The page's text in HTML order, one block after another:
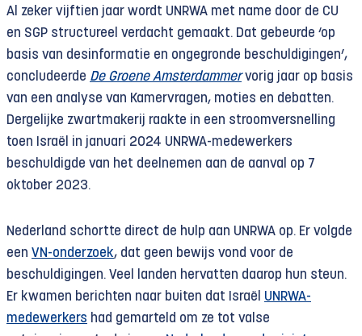
Palestijnse vluchtelingen kwamen onder de
hoede van de in 1949 door de Verenigde Naties
opgerichteUNRWA(UN Relief and Works Agency
for Palestine Refugees in the Near East), die
onder meer hun registratie, onderkomen en
noodhulp verzorgde. UNRWA had aanvankelijk een
kortlopend mandaat; ook de VN meende dat de
vluchtelingen snel zouden terugkeren.
Het tegendeel is gebeurd: Israël weigert
hardnekkig hun terugkeer toe te laten. Als gevolg
daarvan zijn door UNRWA inmiddels 5,9 miljoen
Palestijnse vluchtelingen geregistreerd –
oorspronkelijke vluchtelingen en hun nazaten.
Al zeker vijftien jaar wordt UNRWA met name door de CU
en SGP structureel verdacht gemaakt. Dat gebeurde ‘op
basis van desinformatie en ongegronde beschuldigingen’,
concludeerde De Groene Amsterdammervorig jaar op basis
van een analyse van Kamervragen, moties en debatten.
Dergelijke zwartmakerij raakte in een stroomversnelling
toen Israël in januari 2024 UNRWA-medewerkers
beschuldigde van het deelnemen aan de aanval op 7
oktober 2023.
Nederland schortte direct de hulp aan UNRWA op. Er volgde
een VN-onderzoek, dat geen bewijs vond voor de
beschuldigingen. Veel landen hervatten daarop hun steun.
Er kwamen berichten naar buiten dat Israël UNRWA-
medewerkers had gemarteld om ze tot valse